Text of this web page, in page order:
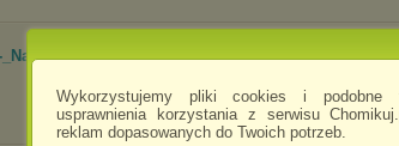
Wykorzystujemy pliki cookies i podobne
usprawnienia korzystania z serwisu
reklam dopasowanych do Twoich potrzeb.
b.pdf